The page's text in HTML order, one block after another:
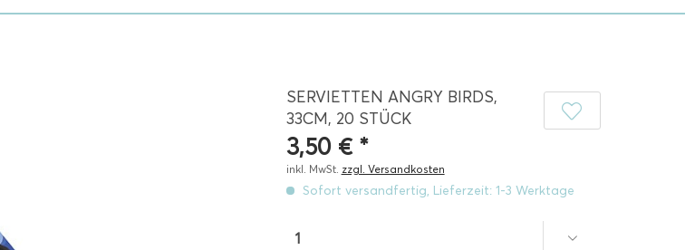
SERVIETTEN ANGRY BIRDS,
33CM, 20 STÜCK
3,50 € *
inkl. MwSt. zzgl. Versandkosten
Sofort versandfertig, Lieferzeit: 1-3 Werktage